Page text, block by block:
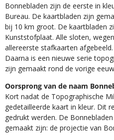
Bonnebladen zijn de eerste in
Bureau. De kaartbladen zijn
bij 10 km groot. De kaartbladen
Kunststofplaat. Alle sloten,
allereerste stafkaarten
Daarna is een nieuwe serie
zijn gemaakt rond de vorige
Oorsprong van de naam
Kort nadat de Topographische
gedetailleerde kaart in kleur. Dit
gedrukt werden. De
gemaakt zijn: de projectie van